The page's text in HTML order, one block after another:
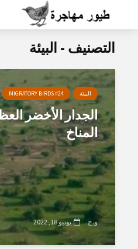
التصنيف - البيئة
البيئة MIGRATORY BIRDS #24
الجدار الأخضر
المناخ
و.ج. يونيو 18, 2022